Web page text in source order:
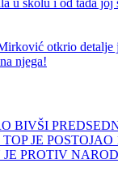
otkrio detalje
njega!
BIVŠI
JE POSTOJAO
JE PROTIV